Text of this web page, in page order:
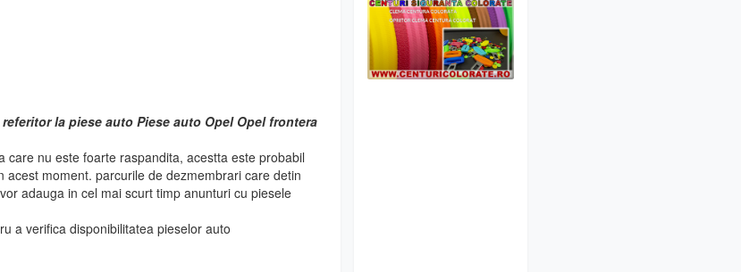
la piese auto Piese auto Opel Opel frontera
care nu este foarte raspandita, acestta este probabil
moment. parcurile de dezmembrari care detin
adauga in cel mai scurt timp anunturi cu piesele
a verifica disponibilitatea pieselor auto